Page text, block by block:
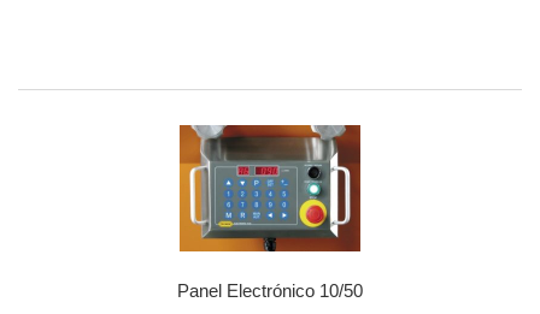
Panel Electrónico 10/50